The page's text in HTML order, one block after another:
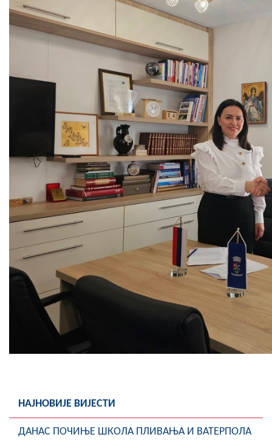
COVID 19
Геоистраживања
ФИНАНСИЈЕ
ПРИВРЕДА
Пољопривреда
Туризам
Спорт
ЦИВИЛНА ЗАШТИТА
КОНТАКТ
НАЈНОВИЈЕ ВИЈЕСТИ
ДАНАС ПОЧИЊЕ ШКОЛА ПЛИВАЊА И ВАТЕРПОЛА